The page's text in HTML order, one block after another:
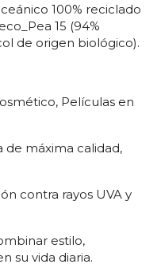
100% reciclado
15 (94%
de origen biológico).
Películas en
de máxima calidad,
contra rayos UVA y
estilo,
su vida diaria.